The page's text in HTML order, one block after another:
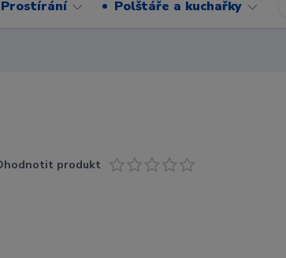
Prostírání Polštáře a kuchařky
produkt